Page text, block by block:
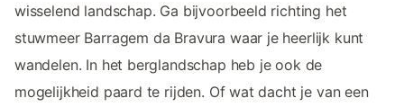
wisselend landschap. Ga bijvoorbeeld richting het
stuwmeer Barragem da Bravura waar je heerlijk kunt
wandelen. In het berglandschap heb je ook de
mogelijkheid paard te rijden. Of wat dacht je van een